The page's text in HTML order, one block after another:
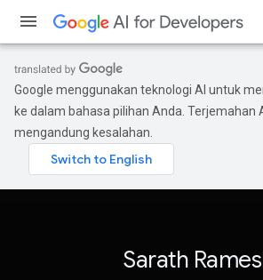
Google menggunakan teknologi AI untuk
ke dalam bahasa pilihan Anda. Terjemahan
mengandung kesalahan.
Sarath